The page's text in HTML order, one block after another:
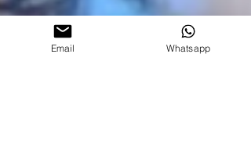
Email Whatsapp